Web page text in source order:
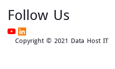
Follow Us
Copyright © 2021 Data Host IT